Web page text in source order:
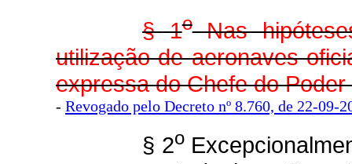
§ 1oNas
utilização de aeronaves
expressa do Chefe do
- Revogado pelo Decreto nº 8.760, de 22-09-
§ 2o